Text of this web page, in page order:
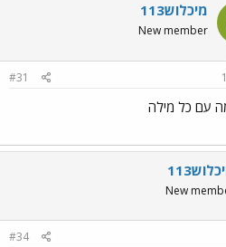
מיכלוש113
New member
#31
עם כל מילה
New
#34